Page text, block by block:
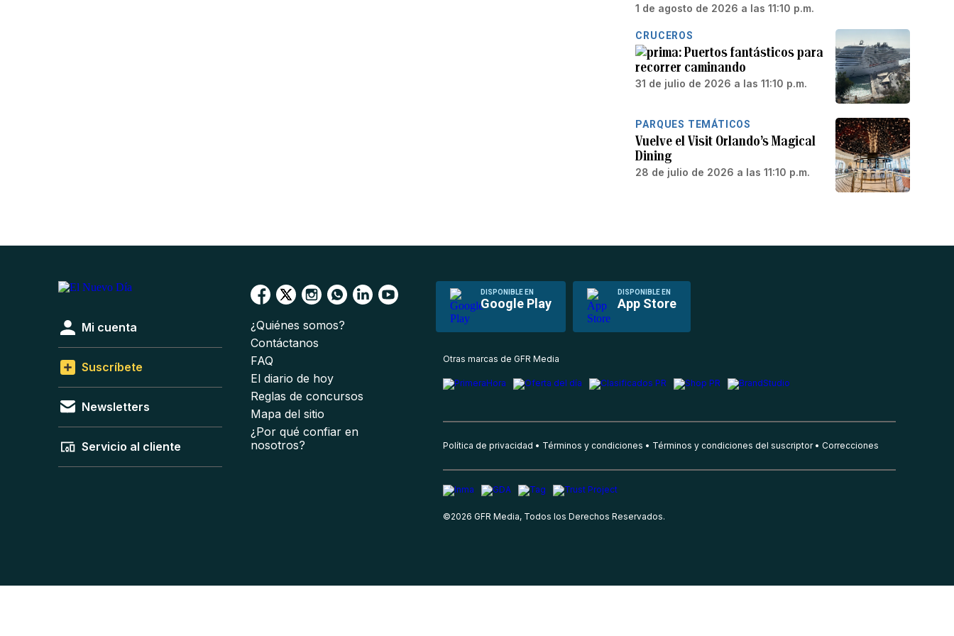
1 de agosto de 2026 a las 11:10 p.m.
CRUCEROS
Puertos fantásticos para
recorrer caminando
31 de julio de 2026 a las 11:10 p.m.
PARQUES TEMÁTICOS
Vuelve el Visit Orlando’s Magical
Dining
28 de julio de 2026 a las 11:10 p.m.
DISPONIBLE EN
Google Play
DISPONIBLE EN
App Store
Mi cuenta
Suscríbete
Newsletters
Servicio al cliente
¿Quiénes somos?
Contáctanos
FAQ
El diario de hoy
Reglas de concursos
Mapa del sitio
¿Por qué confiar en
nosotros?
Otras marcas de GFR Media
Política de privacidad Términos y condiciones Términos y condiciones del suscriptor Correcciones
©2026 GFR Media, Todos los Derechos Reservados.